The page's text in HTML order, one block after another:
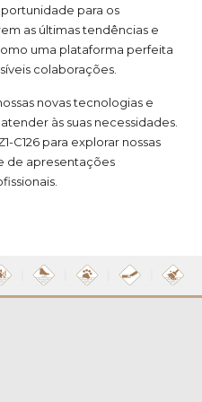
para os
as últimas tendências e
uma plataforma perfeita
colaborações.
novas tecnologias e
às suas necessidades.
C126 para explorar nossas
de apresentações